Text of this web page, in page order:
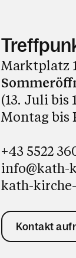
Marktplatz
(13. Juli bis
Montag bis
+43 5522
kath-
Kontakt